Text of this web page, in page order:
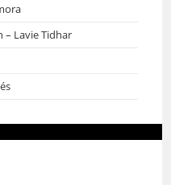
– Lavie Tidhar